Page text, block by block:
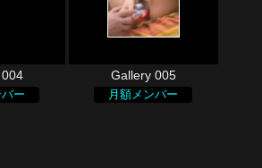
ー
Gallery 005
月額メンバー